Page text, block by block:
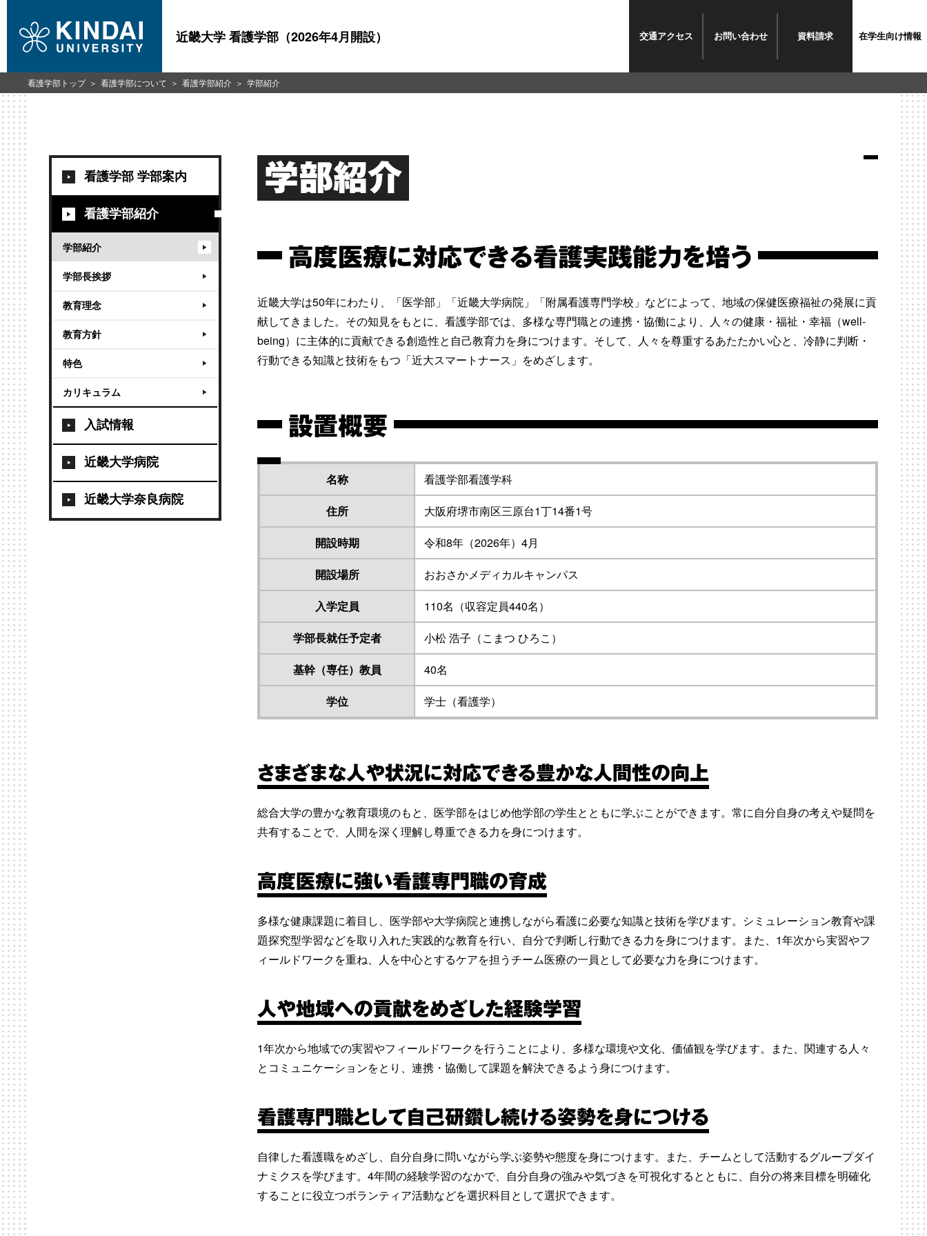
近畿大学 看護学部（2026年4月開設） 交通アクセス お問い合わせ 資料請求 在学生向け情報
看護学部 学部案内
看護学部紹介
学部紹介
学部長挨拶
教育理念
教育方針
特色
カリキュラム
入試情報
近畿大学病院
近畿大学奈良病院
学部紹介
高度医療に対応できる看護実践能力を培う
近畿大学は50年にわたり、「医学部」「近畿大学病院」「附属看護専門学校」などによって、地域の保健医療福祉の発展に貢
献してきました。その知見をもとに、看護学部では、多様な専門職との連携・協働により、人々の健康・福祉・幸福（well-
being）に主体的に貢献できる創造性と自己教育力を身につけます。そして、人々を尊重するあたたかい心と、冷静に判断・
行動できる知識と技術をもつ「近大スマートナース」をめざします。
設置概要
名称
看護学部看護学科
住所
大阪府堺市南区三原台1丁14番1号
開設時期
令和8年（2026年）4月
開設場所
おおさかメディカルキャンパス
入学定員
110名（収容定員440名）
学部長就任予定者
小松 浩子（こまつ ひろこ）
基幹（専任）教員
40名
学位
学士（看護学）
さまざまな人や状況に対応できる豊かな人間性の向上
総合大学の豊かな教育環境のもと、医学部をはじめ他学部の学生とともに学ぶことができます。常に自分自身の考えや疑問を
共有することで、人間を深く理解し尊重できる力を身につけます。
高度医療に強い看護専門職の育成
多様な健康課題に着目し、医学部や大学病院と連携しながら看護に必要な知識と技術を学びます。シミュレーション教育や課
題探究型学習などを取り入れた実践的な教育を行い、自分で判断し行動できる力を身につけます。また、1年次から実習やフ
ィールドワークを重ね、人を中心とするケアを担うチーム医療の一員として必要な力を身につけます。
人や地域への貢献をめざした経験学習
1年次から地域での実習やフィールドワークを行うことにより、多様な環境や文化、価値観を学びます。また、関連する人々
とコミュニケーションをとり、連携・協働して課題を解決できるよう身につけます。
看護専門職として自己研鑽し続ける姿勢を身につける
自律した看護職をめざし、自分自身に問いながら学ぶ姿勢や態度を身につけます。また、チームとして活動するグループダイ
ナミクスを学びます。4年間の経験学習のなかで、自分自身の強みや気づきを可視化するとともに、自分の将来目標を明確化
することに役立つボランティア活動などを選択科目として選択できます。
看護学部トップ 看護学部について 看護学部紹介 学部紹介